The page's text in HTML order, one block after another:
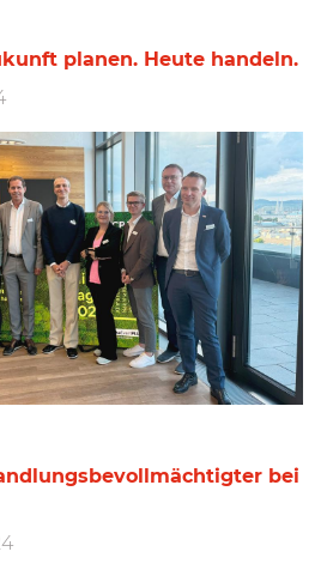
planen. Heute handeln.
bei